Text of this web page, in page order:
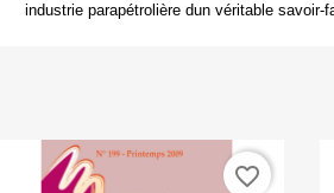
industrie parapétrolière dun véritable
favorite_border